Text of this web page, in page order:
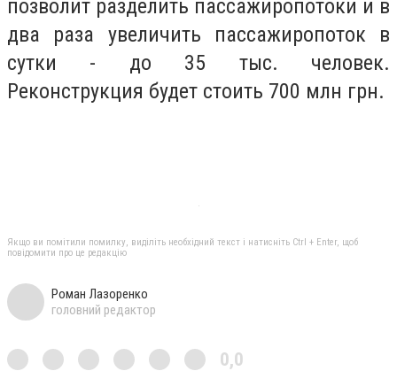
позволит разделить пассажиропотоки и в
два раза увеличить пассажиропоток в
сутки - до 35 тыс. человек.
Реконструкция будет стоить 700 млн грн.
Якщо ви помітили помилку, виділіть необхідний текст і натисніть Ctrl + Enter, щоб
повідомити про це редакцію
Роман Лазоренко
головний редактор
0,0